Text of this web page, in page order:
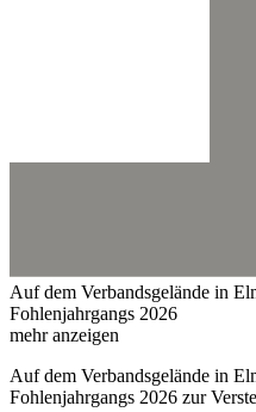
Auf dem Verbandsgelände in
Fohlenjahrgangs 2026
mehr anzeigen
Auf dem Verbandsgelände in
Fohlenjahrgangs 2026 zur